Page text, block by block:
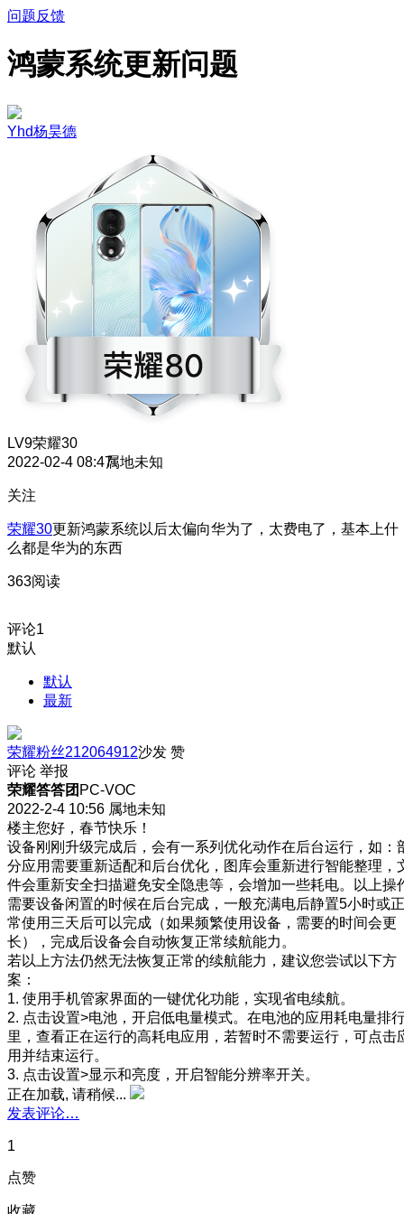
问题反馈
鸿蒙系统更新问题
Yhd杨昊德
LV9荣耀30
2022-02-4 08:47属地未知
关注
荣耀30更新鸿蒙系统以后太偏向华为了，太费电了，基本上什
么都是华为的东西
363阅读
评论1
默认
默认
最新
荣耀粉丝212064912沙发 赞
评论 举报
荣耀答答团 PC-VOC
2022-2-4 10:56 属地未知
楼主您好，春节快乐！
设备刚刚升级完成后，会有一系列优化动作在后台运行，如：
分应用需要重新适配和后台优化，图库会重新进行智能整理，
件会重新安全扫描避免安全隐患等，会增加一些耗电。以上操
需要设备闲置的时候在后台完成，一般充满电后静置5小时或正
常使用三天后可以完成（如果频繁使用设备，需要的时间会更
长），完成后设备会自动恢复正常续航能力。
若以上方法仍然无法恢复正常的续航能力，建议您尝试以下方
案：
1. 使用手机管家界面的一键优化功能，实现省电续航。
2. 点击设置>电池，开启低电量模式。在电池的应用耗电量排
里，查看正在运行的高耗电应用，若暂时不需要运行，可点击
用并结束运行。
3. 点击设置>显示和亮度，开启智能分辨率开关。
正在加载, 请稍候...
发表评论…
1
点赞
收藏